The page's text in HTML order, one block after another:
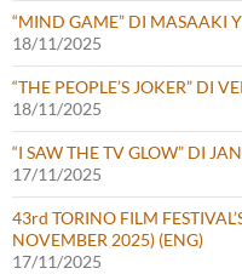
“MIND GAME” DI MASAAKI
18/11/2025
“THE PEOPLE’S JOKER” DI
18/11/2025
“I SAW THE TV GLOW” DI
17/11/2025
43rd TORINO FILM
NOVEMBER 2025) (ENG)
17/11/2025